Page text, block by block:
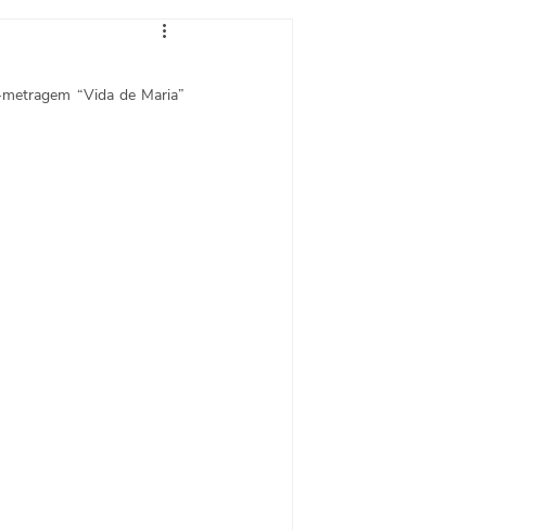
“Vida de Maria”